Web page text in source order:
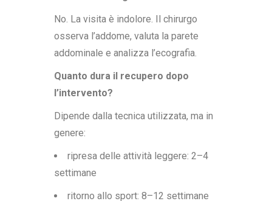
No. La visita è indolore. Il chirurgo
osserva l’addome, valuta la parete
addominale e analizza l’ecografia.
Quanto dura il recupero dopo
l’intervento?
Dipende dalla tecnica utilizzata, ma in
genere:
ripresa delle attività leggere: 2–4
settimane
ritorno allo sport: 8–12 settimane